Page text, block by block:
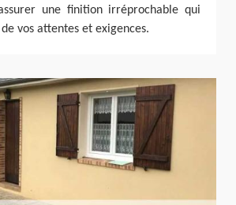
une finition irréprochable qui
vos attentes et exigences.